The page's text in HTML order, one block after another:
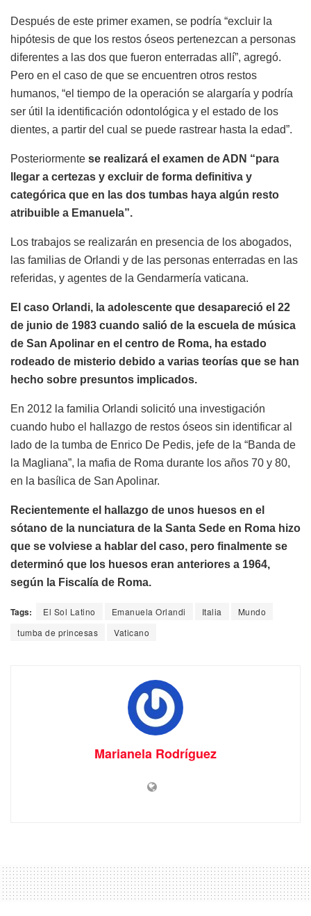
Después de este primer examen, se podría “excluir la
hipótesis de que los restos óseos pertenezcan a personas
diferentes a las dos que fueron enterradas allí”, agregó.
Pero en el caso de que se encuentren otros restos
humanos, “el tiempo de la operación se alargaría y podría
ser útil la identificación odontológica y el estado de los
dientes, a partir del cual se puede rastrear hasta la edad”.
Posteriormente se realizará el examen de ADN “para
llegar a certezas y excluir de forma definitiva y
categórica que en las dos tumbas haya algún resto
atribuible a Emanuela”.
Los trabajos se realizarán en presencia de los abogados,
las familias de Orlandi y de las personas enterradas en las
referidas, y agentes de la Gendarmería vaticana.
El caso Orlandi, la adolescente que desapareció el 22
de junio de 1983 cuando salió de la escuela de música
de San Apolinar en el centro de Roma, ha estado
rodeado de misterio debido a varias teorías que se han
hecho sobre presuntos implicados.
En 2012 la familia Orlandi solicitó una investigación
cuando hubo el hallazgo de restos óseos sin identificar al
lado de la tumba de Enrico De Pedis, jefe de la “Banda de
la Magliana”, la mafia de Roma durante los años 70 y 80,
en la basílica de San Apolinar.
Recientemente el hallazgo de unos huesos en el
sótano de la nunciatura de la Santa Sede en Roma hizo
que se volviese a hablar del caso, pero finalmente se
determinó que los huesos eran anteriores a 1964,
según la Fiscalía de Roma.
Tags: El Sol Latino Emanuela Orlandi Italia
Mundo
tumba de princesas
Vaticano
Marianela Rodríguez